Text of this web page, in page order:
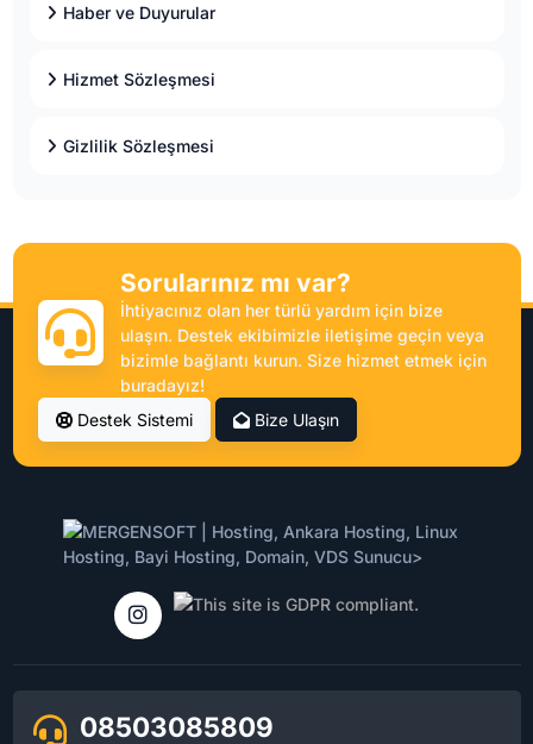
Haber ve Duyurular
Hizmet Sözleşmesi
Gizlilik Sözleşmesi
Sorularınız mı var?
İhtiyacınız olan her türlü yardım için bize
ulaşın. Destek ekibimizle iletişime geçin veya
bizimle bağlantı kurun. Size hizmet etmek için
buradayız!
Destek Sistemi
Bize Ulaşın
08503085809